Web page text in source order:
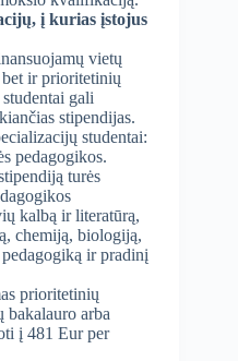
į kurias įstojus
vietų
ir prioritetinių
gali
stipendijas.
studentai:
pedagogikos.
turės
kalbą ir literatūrą,
chemiją, biologiją,
ir pradinį
prioritetinių
bakalauro arba
į 481 Eur per